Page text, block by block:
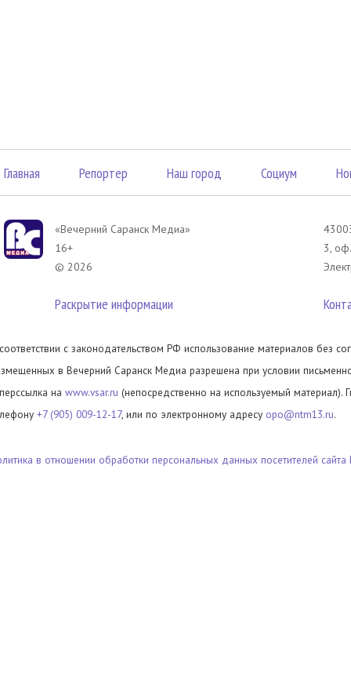
Главная Репортер Наш город Социум
«Вечерний Саранск Mедиа»
16+
© 2026
Раскрытие информации
3,
с законодательством РФ использование материалов без
в Вечерний Саранск Медиа разрешена при условии
на www.vsar.ru (непосредственно на используемый материал).
+7 (905) 009-12-17, или по электронному адресу opo@ntm13.ru.
в отношении обработки персональных данных посетителей